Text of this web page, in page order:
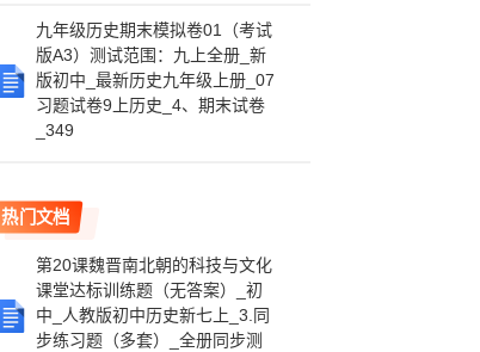
九年级历史期末模拟卷01（考试
版A3）测试范围：九上全册_新
版初中_最新历史九年级上册_07
习题试卷9上历史_4、期末试卷
_349
热门文档
第20课魏晋南北朝的科技与文化
课堂达标训练题（无答案）_初
中_人教版初中历史新七上_3.同
步练习题（多套）_全册同步测